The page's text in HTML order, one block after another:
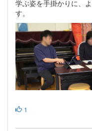
学ぶ姿を手掛かりに、
す。
1